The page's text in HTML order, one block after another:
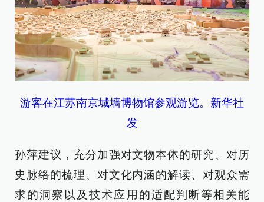
游客在江苏南京城墙博物馆参观游览。新华社
发
孙萍建议，充分加强对文物本体的研究、对历
史脉络的梳理、对文化内涵的解读、对观众需
求的洞察以及技术应用的适配判断等相关能